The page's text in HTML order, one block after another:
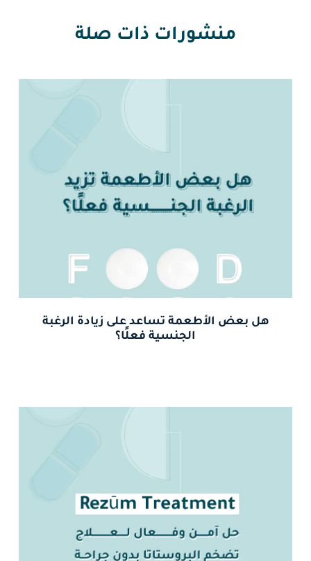
منشورات ذات صلة
هل بعض الأطعمة تساعد على زيادة الرغبة
الجنسية فعلًا؟